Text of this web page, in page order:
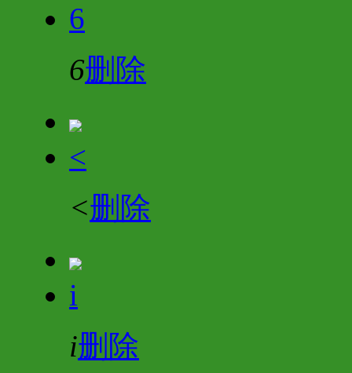
6
6删除
<
<删除
i
i删除